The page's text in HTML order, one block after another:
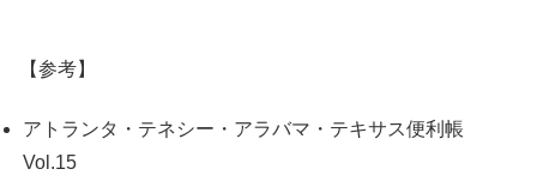
【参考】
アトランタ・テネシー・アラバマ・テキサス便利帳
Vol.15